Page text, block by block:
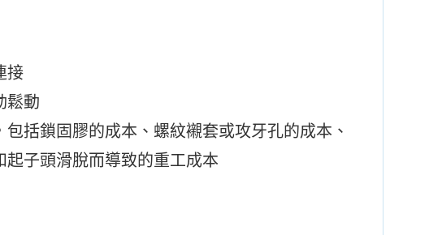
接
鬆動
括鎖固膠的成本、螺紋襯套或攻牙孔的成本、
子頭滑脫而導致的重工成本